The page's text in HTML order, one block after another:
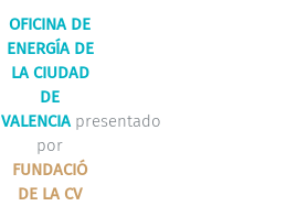
OFICINA DE
ENERGÍA DE
LA CIUDAD
DE
VALENCIA presentado
por
FUNDACIÓ
DE LA CV